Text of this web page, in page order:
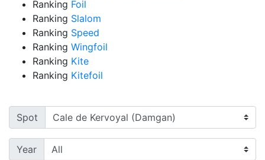
Ranking Foil
Ranking Slalom
Ranking Speed
Ranking Wingfoil
Ranking Kite
Ranking Kitefoil
Spot
Year